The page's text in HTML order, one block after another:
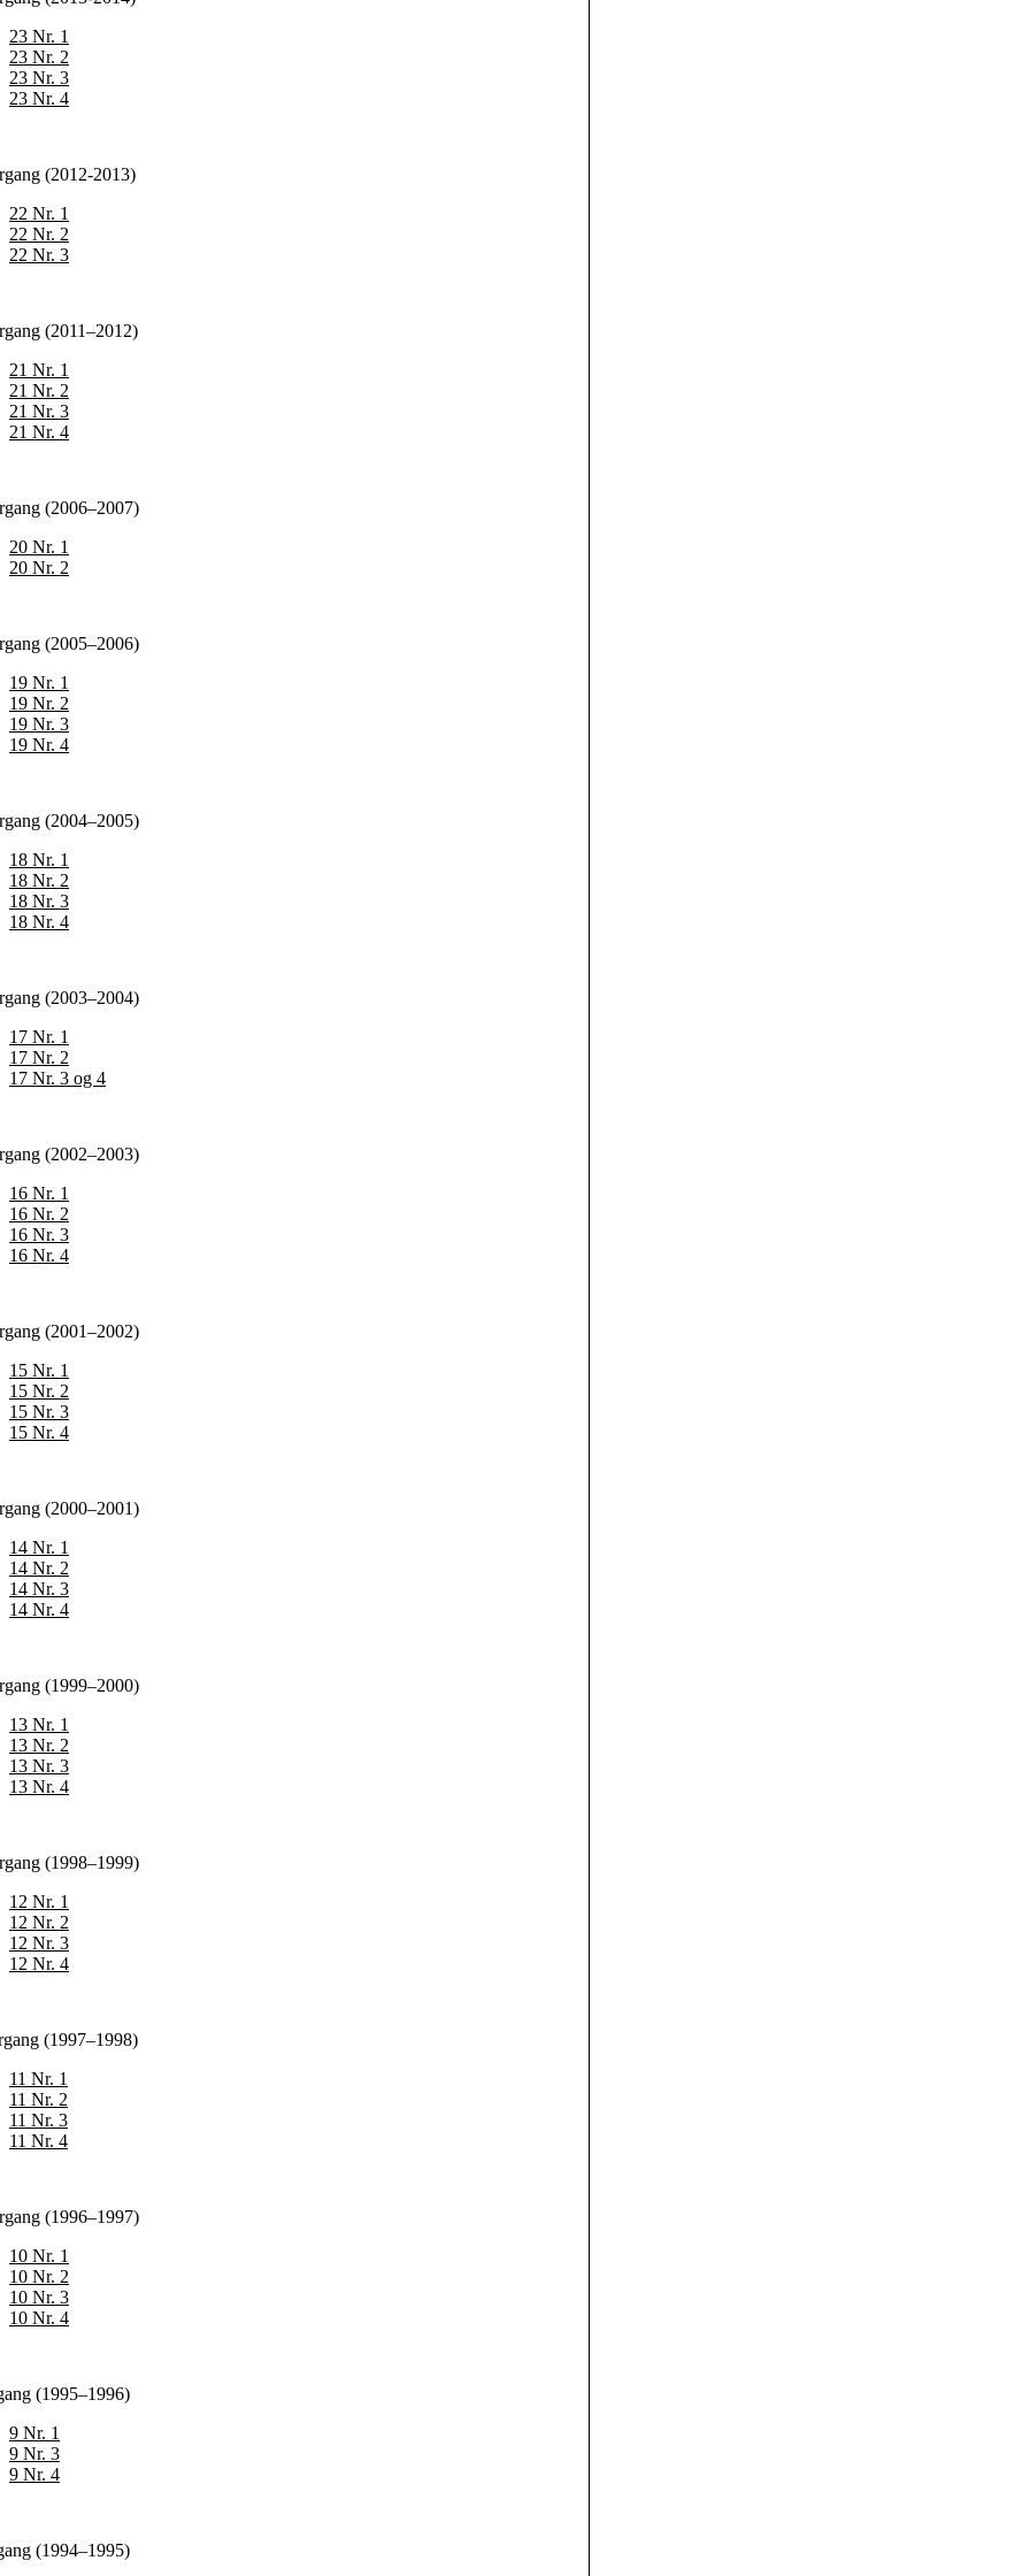
23 Nr. 1
23 Nr. 2
23 Nr. 3
23 Nr. 4
(2012-2013)
22 Nr. 1
22 Nr. 2
22 Nr. 3
(2011–2012)
21 Nr. 1
21 Nr. 2
21 Nr. 3
21 Nr. 4
(2006–2007)
20 Nr. 1
20 Nr. 2
(2005–2006)
19 Nr. 1
19 Nr. 2
19 Nr. 3
19 Nr. 4
(2004–2005)
18 Nr. 1
18 Nr. 2
18 Nr. 3
18 Nr. 4
(2003–2004)
17 Nr. 1
17 Nr. 2
17 Nr. 3 og 4
(2002–2003)
16 Nr. 1
16 Nr. 2
16 Nr. 3
16 Nr. 4
(2001–2002)
15 Nr. 1
15 Nr. 2
15 Nr. 3
15 Nr. 4
(2000–2001)
14 Nr. 1
14 Nr. 2
14 Nr. 3
14 Nr. 4
(1999–2000)
13 Nr. 1
13 Nr. 2
13 Nr. 3
13 Nr. 4
(1998–1999)
12 Nr. 1
12 Nr. 2
12 Nr. 3
12 Nr. 4
(1997–1998)
11 Nr. 1
11 Nr. 2
11 Nr. 3
11 Nr. 4
(1996–1997)
10 Nr. 1
10 Nr. 2
10 Nr. 3
10 Nr. 4
(1995–1996)
9 Nr. 1
9 Nr. 3
9 Nr. 4
(1994–1995)